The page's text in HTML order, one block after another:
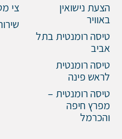
הצעת נישואין
באוויר
טיסה רומנטית בתל
אביב
טיסה רומנטית
לראש פינה
טיסה רומנטית –
מפרץ חיפה
והכרמל
צי